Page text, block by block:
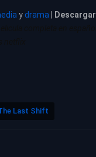
ydrama Descargar
Last Shift